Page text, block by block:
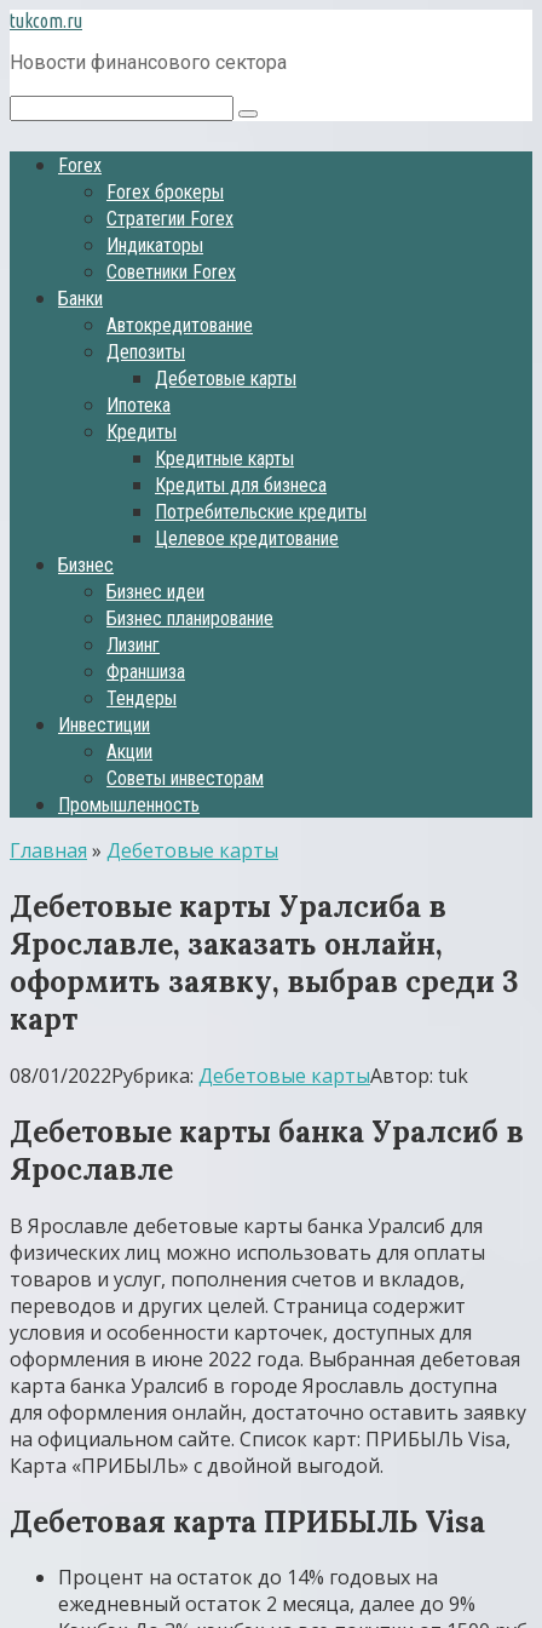
Перейти
к
контенту
tukcom.ru
Новости финансового сектора
Поиск:
Forex
Forex брокеры
Стратегии Forex
Индикаторы
Советники Forex
Банки
Автокредитование
Депозиты
Дебетовые карты
Ипотека
Кредиты
Кредитные карты
Кредиты для бизнеса
Потребительские кредиты
Целевое кредитование
Бизнес
Бизнес идеи
Бизнес планирование
Лизинг
Франшиза
Тендеры
Инвестиции
Акции
Советы инвесторам
Промышленность
Главная » Дебетовые карты
Дебетовые карты Уралсиба в
Ярославле, заказать онлайн,
оформить заявку, выбрав среди 3
карт
08/01/2022Рубрика: Дебетовые картыАвтор: tuk
Дебетовые карты банка Уралсиб в
Ярославле
В Ярославле дебетовые карты банка Уралсиб для
физических лиц можно использовать для оплаты
товаров и услуг, пополнения счетов и вкладов,
переводов и других целей. Страница содержит
условия и особенности карточек, доступных для
оформления в июне 2022 года. Выбранная дебетовая
карта банка Уралсиб в городе Ярославль доступна
для оформления онлайн, достаточно оставить заявку
на официальном сайте. Список карт: ПРИБЫЛЬ Visa,
Карта «ПРИБЫЛЬ» с двойной выгодой.
Дебетовая карта ПРИБЫЛЬ Visa
Процент на остаток до 14% годовых на
ежедневный остаток 2 месяца, далее до 9%